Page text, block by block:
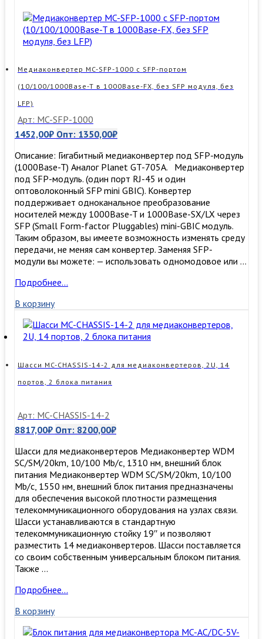
волокно,
SM,
SC,
km)
Медиаконвертер MC-SFP-1000 c SFP-портом
(10/100/1000Base-T в 1000Base-FX, без SFP модуля, без
LFP)
Арт: MC-SFP-1000
1452,00₽ Опт: 1350,00₽
Описание: Гигабитный медиаконвертер под SFP-модуль
(1000Base-T) Аналог Planet GT-705A. Медиаконвертер
под SFP-модуль. (один порт RJ-45 и один
оптоволоконный SFP mini GBIC). Конвертер
поддерживает одноканальное преобразование
носителей между 1000Base-T и 1000Base-SX/LX через
SFP (Small Form-factor Pluggables) mini-GBIC модуль.
Таким образом, вы имеете возможность изменять среду
передачи, не меняя сам конвертер. Заменяя SFP-
модули вы можете: — использовать одномодовое или …
Медиаконвертер
SFP-
1000
SFP-
(10/100/1000Base-
в
FX,
без
SFP
модуля,
без
LFP)
Подробнее…
В корзину
Шасси MC-CHASSIS-14-2 для медиаконвертеров, 2U, 14
портов, 2 блока питания
Арт: MC-CHASSIS-14-2
8817,00₽ Опт: 8200,00₽
Шасси для медиаконвертеров Медиаконвертер WDM
SC/SM/20km, 10/100 Mb/c, 1310 нм, внешний блок
питания Медиаконвертер WDM SC/SM/20km, 10/100
Mb/c, 1550 нм, внешний блок питания предназначены
для обеспечения высокой плотности размещения
телекоммуникационного оборудования на узлах связи.
Шасси устанавливаются в стандартную
телекоммуникационную стойку 19″ и позволяют
разместить 14 медиаконвертеров. Шасси поставляется
со своим собственным универсальным блоком питания.
Также …
Шасси
CHASSIS-
14-
Подробнее…
В корзину